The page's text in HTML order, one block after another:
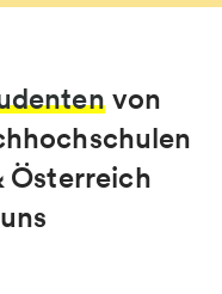
von
Österreich